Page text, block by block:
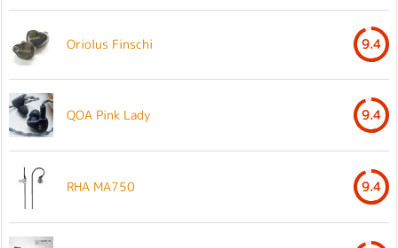
Oriolus Finschi 9.4
QOA Pink Lady 9.4
RHA MA750 9.4